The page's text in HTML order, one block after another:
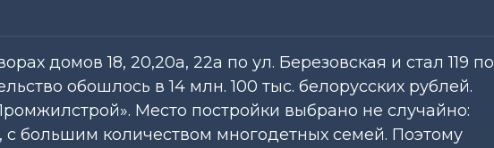
домов 18, 20,20а, 22а по ул. Березовская и стал 119 по
обошлось в 14 млн. 100 тыс. белорусских рублей.
Место постройки выбрано не случайно:
большим количеством многодетных семей. Поэтому